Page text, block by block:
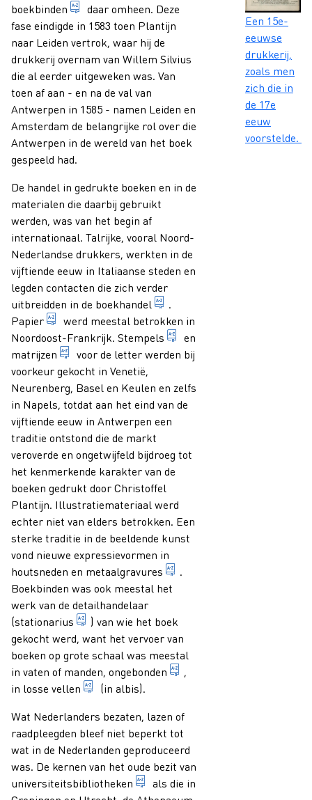
boekbinden
totaal van werkzaamheden die verricht
daar omheen. Deze
fase eindigde in 1583 toen Plantijn
naar Leiden vertrok, waar hij de
drukkerij overnam van Willem Silvius
die al eerder uitgeweken was. Van
toen af aan - en na de val van
Antwerpen in 1585 - namen Leiden en
Amsterdam de belangrijke rol over die
Antwerpen in de wereld van het boek
gespeeld had.
De handel in gedrukte boeken en in de
materialen die daarbij gebruikt
werden, was van het begin af
internationaal. Talrijke, vooral Noord-
Nederlandse drukkers, werkten in de
vijftiende eeuw in Italiaanse steden en
legden contacten die zich verder
uitbreidden in de boekhandel
.
Papier
algemene term voor een materiaal, geproduceerd
werd meestal betrokken in
Noordoost-Frankrijk. Stempels 1. werktuig waarmee
en
matrijzen
1. onderdeel van de gietvorm waarin een of
voor de letter werden bij
voorkeur gekocht in Venetië,
Neurenberg, Basel en Keulen en zelfs
in Napels, totdat aan het eind van de
vijftiende eeuw in Antwerpen een
traditie ontstond die de markt
veroverde en ongetwijfeld bijdroeg tot
het kenmerkende karakter van de
boeken gedrukt door Christoffel
Plantijn. Illustratiemateriaal werd
echter niet van elders betrokken. Een
sterke traditie in de beeldende kunst
vond nieuwe expressievormen in
houtsneden en metaalgravures
.
Boekbinden was ook meestal het
werk van de detailhandelaar
(stationarius oude benaming voor een boekhandelaar
) van wie het boek
gekocht werd, want het vervoer van
boeken op grote schaal was meestal
in vaten of manden, ongebonden
,
in losse vellen
bij boeken: in de vorm van (nog) niet
(in albis).
Wat Nederlanders bezaten, lazen of
raadpleegden bleef niet beperkt tot
wat in de Nederlanden geproduceerd
was. De kernen van het oude bezit van
universiteitsbibliotheken
bibliotheek of
als die in
Caption
Een 15e-
eeuwse
drukkerij,
zoals men
zich die in
de 17e
eeuw
voorstelde.